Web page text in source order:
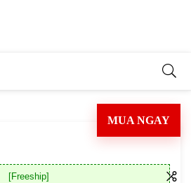
MUA NGAY
[Freeship]